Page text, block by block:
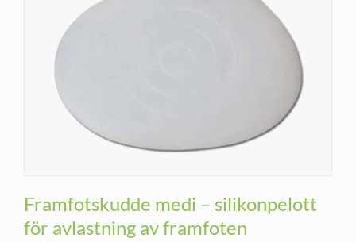
Framfotskudde medi – silikonpelott
för avlastning av framfoten